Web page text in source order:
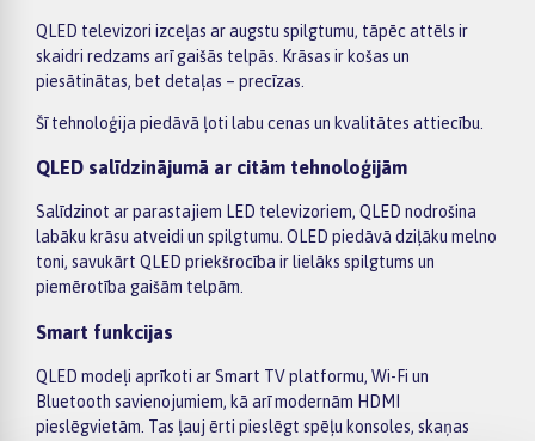
QLED televizori izceļas ar augstu spilgtumu, tāpēc attēls ir
skaidri redzams arī gaišās telpās. Krāsas ir košas un
piesātinātas, bet detaļas – precīzas.
Šī tehnoloģija piedāvā ļoti labu cenas un kvalitātes attiecību.
QLED salīdzinājumā ar citām tehnoloģijām
Salīdzinot ar parastajiem LED televizoriem, QLED nodrošina
labāku krāsu atveidi un spilgtumu. OLED piedāvā dziļāku melno
toni, savukārt QLED priekšrocība ir lielāks spilgtums un
piemērotība gaišām telpām.
Smart funkcijas
QLED modeļi aprīkoti ar Smart TV platformu, Wi-Fi un
Bluetooth savienojumiem, kā arī modernām HDMI
pieslēgvietām. Tas ļauj ērti pieslēgt spēļu konsoles, skaņas